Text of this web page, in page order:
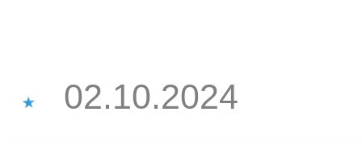
02.10.2024